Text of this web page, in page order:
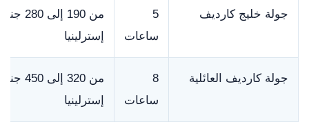
جولة خليج كارديف
5
ساعات
من 190 إلى 280
إسترلينيا
جولة كارديف العائلية
8
ساعات
من 320 إلى 450
إسترلينيا